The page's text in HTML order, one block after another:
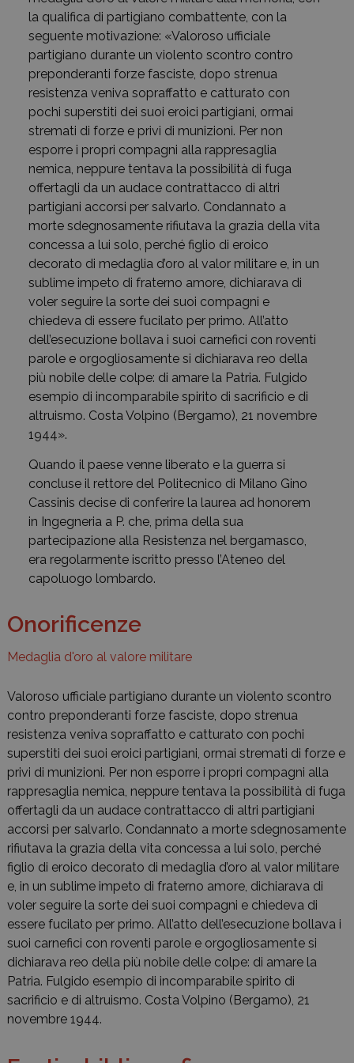
la qualifica di partigiano combattente, con la
seguente motivazione: «Valoroso ufficiale
partigiano durante un violento scontro contro
preponderanti forze fasciste, dopo strenua
resistenza veniva sopraffatto e catturato con
pochi superstiti dei suoi eroici partigiani, ormai
stremati di forze e privi di munizioni. Per non
esporre i propri compagni alla rappresaglia
nemica, neppure tentava la possibilità di fuga
offertagli da un audace contrattacco di altri
partigiani accorsi per salvarlo. Condannato a
morte sdegnosamente rifiutava la grazia della vita
concessa a lui solo, perché figlio di eroico
decorato di medaglia d’oro al valor militare e, in un
sublime impeto di fraterno amore, dichiarava di
voler seguire la sorte dei suoi compagni e
chiedeva di essere fucilato per primo. All’atto
dell’esecuzione bollava i suoi carnefici con roventi
parole e orgogliosamente si dichiarava reo della
più nobile delle colpe: di amare la Patria. Fulgido
esempio di incomparabile spirito di sacrificio e di
altruismo. Costa Volpino (Bergamo), 21 novembre
1944».
Quando il paese venne liberato e la guerra si
concluse il rettore del Politecnico di Milano Gino
Cassinis decise di conferire la laurea ad honorem
in Ingegneria a P. che, prima della sua
partecipazione alla Resistenza nel bergamasco,
era regolarmente iscritto presso l’Ateneo del
capoluogo lombardo.
Onorificenze
Medaglia d'oro al valore militare
Valoroso ufficiale partigiano durante un violento scontro
contro preponderanti forze fasciste, dopo strenua
resistenza veniva sopraffatto e catturato con pochi
superstiti dei suoi eroici partigiani, ormai stremati di forze e
privi di munizioni. Per non esporre i propri compagni alla
rappresaglia nemica, neppure tentava la possibilità di fuga
offertagli da un audace contrattacco di altri partigiani
accorsi per salvarlo. Condannato a morte sdegnosamente
rifiutava la grazia della vita concessa a lui solo, perché
figlio di eroico decorato di medaglia d’oro al valor militare
e, in un sublime impeto di fraterno amore, dichiarava di
voler seguire la sorte dei suoi compagni e chiedeva di
essere fucilato per primo. All’atto dell’esecuzione bollava i
suoi carnefici con roventi parole e orgogliosamente si
dichiarava reo della più nobile delle colpe: di amare la
Patria. Fulgido esempio di incomparabile spirito di
sacrificio e di altruismo. Costa Volpino (Bergamo), 21
novembre 1944.